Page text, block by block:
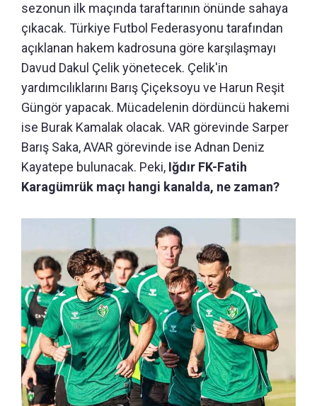
sezonun ilk maçında taraftarının önünde sahaya
çıkacak. Türkiye Futbol Federasyonu tarafından
açıklanan hakem kadrosuna göre karşılaşmayı
Davud Dakul Çelik yönetecek. Çelik'in
yardımcılıklarını Barış Çiçeksoyu ve Harun Reşit
Güngör yapacak. Mücadelenin dördüncü hakemi
ise Burak Kamalak olacak. VAR görevinde Sarper
Barış Saka, AVAR görevinde ise Adnan Deniz
Kayatepe bulunacak. Peki, Iğdır FK-Fatih
Karagümrük maçı hangi kanalda, ne zaman?